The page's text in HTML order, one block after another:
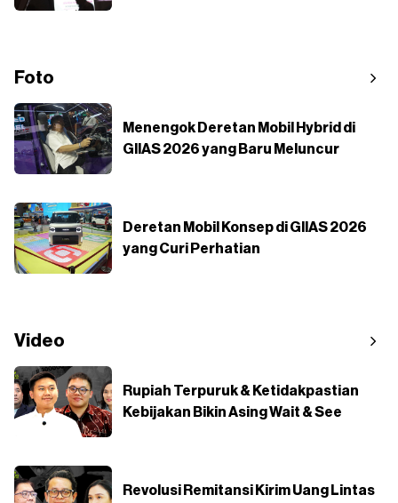
Foto
Menengok Deretan Mobil Hybrid di
GIIAS 2026 yang Baru Meluncur
Deretan Mobil Konsep di GIIAS 2026
yang Curi Perhatian
Video
Rupiah Terpuruk & Ketidakpastian
Kebijakan Bikin Asing Wait & See
Revolusi Remitansi Kirim Uang Lintas